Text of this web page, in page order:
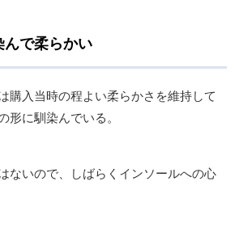
んで柔らかい
購入当時の程よい柔らかさを維持して
形に馴染んでいる。
ないので、しばらくインソールへの心